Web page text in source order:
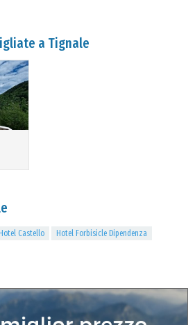
a Tignale
Hotel Castello Hotel Forbisicle Dipendenza